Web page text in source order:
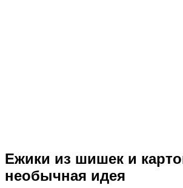
Ежики из шишек и
необычная идея